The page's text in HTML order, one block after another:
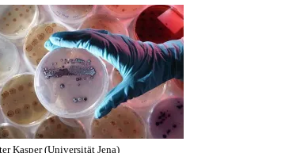
Kasper (Universität Jena)